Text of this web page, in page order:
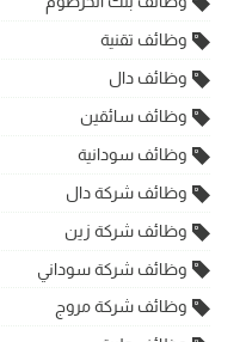
وظائف تقنية
وظائف دال
وظائف سائقين
وظائف سودانية
وظائف شركة دال
وظائف شركة زين
وظائف شركة سوداني
وظائف شركة مروج